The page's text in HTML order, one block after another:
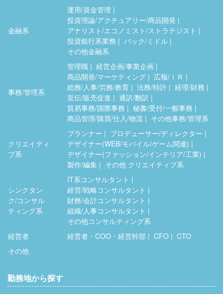
金融系
運用/資金管理
投資理論/アクチュアリー/商品開発
アナリスト/エコノミスト/ストラテジスト
投資銀行系業務
バック/ミドル
その他金融系
事務/管理系
管理職
経営企画/事業企画
商品開発/マーケティング
広報/ＩＲ
総務/人事/労務/教育
法務/特許
経理/財務
宣伝/販売促進
通訳/翻訳
貿易事務/国際事務
秘書/受付/一般事務
商品管理/購買/仕入/物流
その他事務/管理系
クリエイティ
ブ系
プランナー
プロデューサー/ディレクター
デザイナー(WEB/モバイル/ゲーム関連)
デザイナー(ファッション/インテリア/工業)
製作/編集
その他 クリエイティブ系
シンクタン
ク/コンサル
ティング系
IT系コンサルタント
経営/戦略コンサルタント
財務/会計コンサルタント
組織/人事コンサルタント
その他コンサルティング系
経営者
経営者・COO・経営幹部 CFO
CTO
その他
勤務地から探す